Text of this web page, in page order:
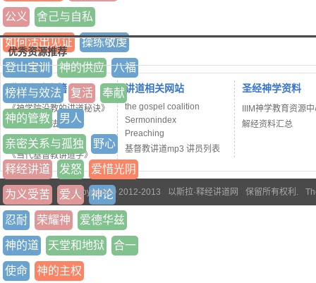
公义 舍己与自私
如何活出见证 操练敬虔
登山宝训 神的供应 八福
榜样与效法 复活 奉献
神的管教 男人
亲密关系与孤独 野心
释经讲道 发怒 爱惜光阴
为义受苦 爱人 神论
忍耐 荣耀神 爱德华兹
神的道 天堂和地狱 合一
使命 神的主权
优秀资源推荐
讲道方法书籍
《神学院没教的讲道秘诀》
《释经讲道法七阶》
《讲道者工作坊》
《当代基督教讲道学》
讲道相关网站
the gospel coalition
Sermonindex
Preaching
基督教讲道mp3 讲员列表
圣经神学资料
IIIM神学教育资源
解经资料汇总
Copyright © 2012-2013 以斯拉·释经讲道网 保留所有权利.